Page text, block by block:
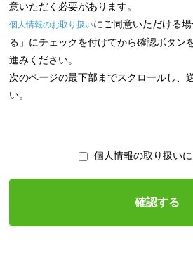
意いただく必要があります。
個人情報のお取り扱いにご同意いただける
る」にチェックを付けてから確認ボタン
進みください。
次のページの最下部までスクロールし、
い。
個人情報の取り扱い